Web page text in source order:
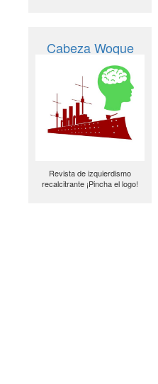
Cabeza Woque
Revista de izquierdismo
recalcitrante ¡Pincha el logo!